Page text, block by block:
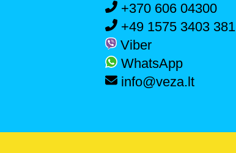
+370 606 04300
+49 1575 3403 381
Viber
WhatsApp
info@veza.lt